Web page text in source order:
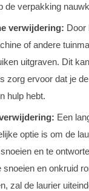
de verpakking
verwijdering: Door
of andere
uitgraven. Dit
zorg ervoor dat je
hulp hebt.
Een
optie is om de
en te
snoeien en onkruid
zal de laurier